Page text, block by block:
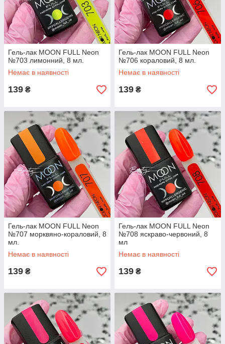
Гель-лак MOON FULL Neon
№703 лимонний, 8 мл.
Немає в наявності
139 ₴
Гель-лак MOON FULL Neon
№706 кораловий, 8 мл.
Немає в наявності
139 ₴
Гель-лак MOON FULL Neon
№707 морквяно-кораловий, 8
мл.
Немає в наявності
139 ₴
Гель-лак MOON FULL Neon
№708 яскраво-червоний, 8
мл
Немає в наявності
139 ₴